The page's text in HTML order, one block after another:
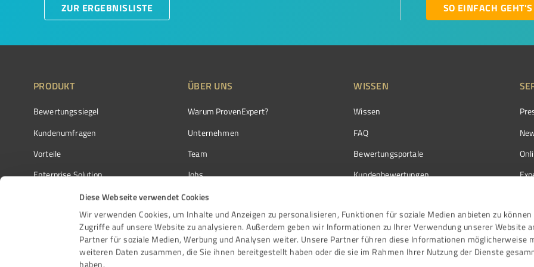
Diese Webseite verwendet Cookies
Wir verwenden Cookies, um Inhalte und Anzeigen zu personalisieren, Funktionen für soziale Medien anbieten zu können
Zugriffe auf unsere Website zu analysieren. Außerdem geben wir Informationen zu Ihrer Verwendung unserer Website
Partner für soziale Medien, Werbung und Analysen weiter. Unsere Partner führen diese Informationen möglicherweise
weiteren Daten zusammen, die Sie ihnen bereitgestellt haben oder die sie im Rahmen Ihrer Nutzung der Dienste
haben.
ZUR ERGEBNISLISTE SO EINFACH GEHT'S
PRODUKT
Bewertungssiegel
Kundenumfragen
Vorteile
Enterprise Solution
Partnerprogramm
Auszeichnungen
ÜBER UNS
Warum ProvenExpert?
Unternehmen
Team
Jobs
Kundenstimmen
Kontakt
WISSEN
Wissen
FAQ
Bewertungsportale
Kundenbewertungen
Bewertungs­richtlinien
Events